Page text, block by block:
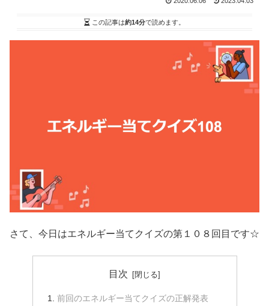
この記事は約14分で読めます。
さて、今日はエネルギー当てクイズの第１０８回目です☆
目次
前回のエネルギー当てクイズの正解発表